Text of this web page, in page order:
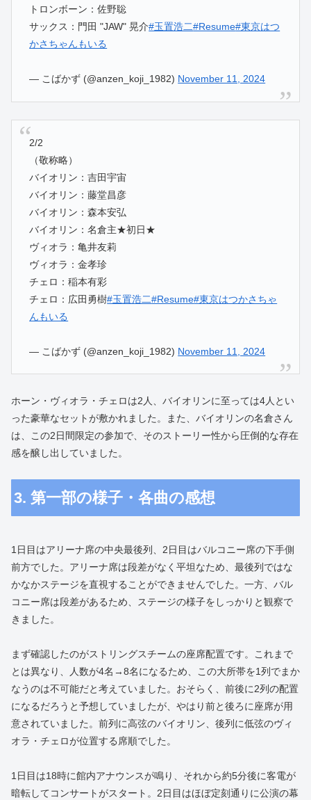
トロンボーン：佐野聡
サックス：門田 "JAW" 晃介#玉置浩二#Resume#東京はつ
かさちゃんもいる
— こばかず (@anzen_koji_1982) November 11, 2024
2/2
（敬称略）
バイオリン：吉田宇宙
バイオリン：藤堂昌彦
バイオリン：森本安弘
バイオリン：名倉主★初日★
ヴィオラ：亀井友莉
ヴィオラ：金孝珍
チェロ：稲本有彩
チェロ：広田勇樹#玉置浩二#Resume#東京はつかさちゃ
んもいる
— こばかず (@anzen_koji_1982) November 11, 2024
ホーン・ヴィオラ・チェロは2人、バイオリンに至っては4人とい
った豪華なセットが敷かれました。また、バイオリンの名倉さん
は、この2日間限定の参加で、そのストーリー性から圧倒的な存在
感を醸し出していました。
3. 第一部の様子・各曲の感想
1日目はアリーナ席の中央最後列、2日目はバルコニー席の下手側
前方でした。アリーナ席は段差がなく平坦なため、最後列ではな
かなかステージを直視することができませんでした。一方、バル
コニー席は段差があるため、ステージの様子をしっかりと観察で
きました。
まず確認したのがストリングスチームの座席配置です。これまで
とは異なり、人数が4名→8名になるため、この大所帯を1列でまか
なうのは不可能だと考えていました。おそらく、前後に2列の配置
になるだろうと予想していましたが、やはり前と後ろに座席が用
意されていました。前列に高弦のバイオリン、後列に低弦のヴィ
オラ・チェロが位置する席順でした。
1日目は18時に館内アナウンスが鳴り、それから約5分後に客電が
暗転してコンサートがスタート。2日目はほぼ定刻通りに公演の幕